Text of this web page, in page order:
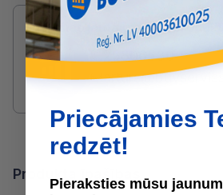
Radušies jautājumi par
SAZINIES AR ARTŪRS:
25806530
Produkta īpašības
Priecājamies
redzēt!
Pieraksties mūsu